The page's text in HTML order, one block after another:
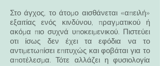
Στο άγχος, το άτομο αισθάνεται «απειλή»
εξαιτίας ενός κινδύνου, πραγματικού ή
ακόμα πιο συχνά υποκειμενικού. Πιστεύει
οτι ίσως δεν έχει τα εφόδια να το
αντιμετωπίσει επιτυχώς και φοβάται για το
αποτέλεσμα. Τότε αλλάζει η φυσιολογία